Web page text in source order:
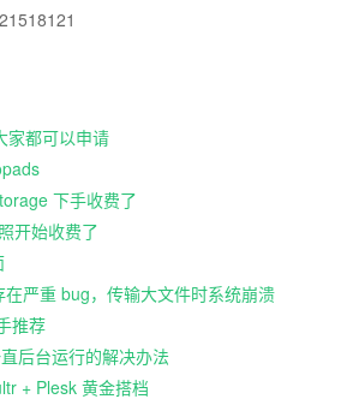
家都可以申请
下手收费了
开始收费了
严重 bug，传输大文件时系统崩溃
推荐
后台运行的解决办法
+ Plesk 黄金搭档